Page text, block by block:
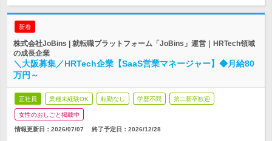
新着
株式会社JoBins | 就転職プラットフォーム「JoBins」運営｜HRTech領域
の成長企業
＼大阪募集／HRTech企業【SaaS営業マネージャー】◆月給80
万円～
正社員 業種未経験OK 転勤なし 学歴不問 第二新卒歓迎
女性のおしごと掲載中
情報更新日：2026/07/07 終了予定日： 2026/12/28